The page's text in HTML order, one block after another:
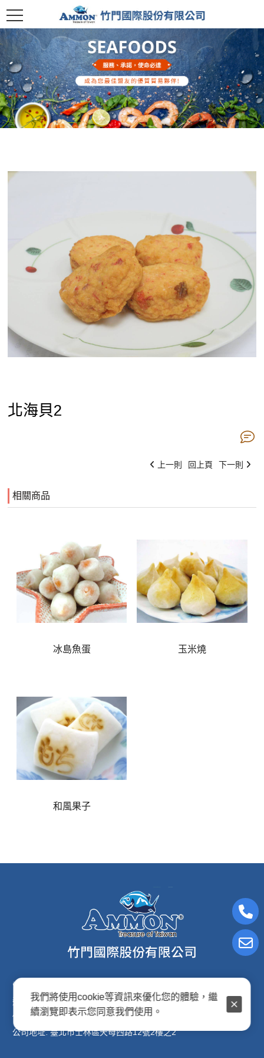
北海貝2
上一則 回上頁 下一則
相關商品
冰島魚蛋 玉米燒
和風果子
電子信箱:ammon8@ms22.hinet.net
連絡電話: (02)2876-2691
傳真專線: (02)2876-2692
公司地址: 臺北市士林區天母西路12號2樓之2
我們將使用cookie等資訊來優化您的體驗，繼
續瀏覽即表示您同意我們使用。